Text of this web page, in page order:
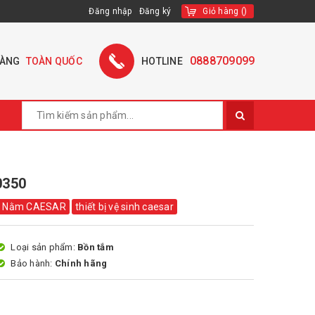
Đăng nhập Đăng ký Giỏ hàng ()
TOÀN QUỐC HOTLINE 0888709099
CAESAR thiết bị vệ sinh caesar
Loại sản phẩm: Bồn tắm
Bảo hành: Chính hãng